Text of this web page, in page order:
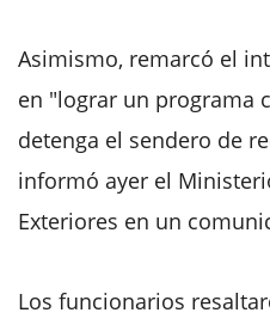
Asimismo, remarcó el
en "lograr un programa
detenga el sendero de
informó ayer el
Exteriores en un
Los funcionarios